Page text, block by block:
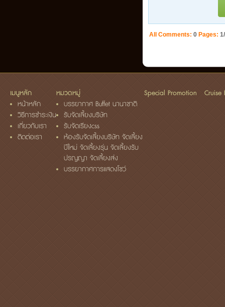
All Comments: 0 Pages:
เมนูหลัก
หน้าหลัก
วิธีการชำระเงิน
เกี่ยวกับเรา
ติดต่อเรา
หมวดหมู่
บรรยากาศ Buffet นานาชาติ
รับจัดเลี้ยงบริษัท
รับจัดเรียงcss
ห้องรับจัดเลี้ยงบริษัท จัดเลี้ยง
ปีใหม่ จัดเลี้ยงรุ่น จัดเลี้ยงรับ
ปรญญา จัดเลี้ยงส่ง
บรรยากาศการแสดงโชว์
Special Promotion Cruise